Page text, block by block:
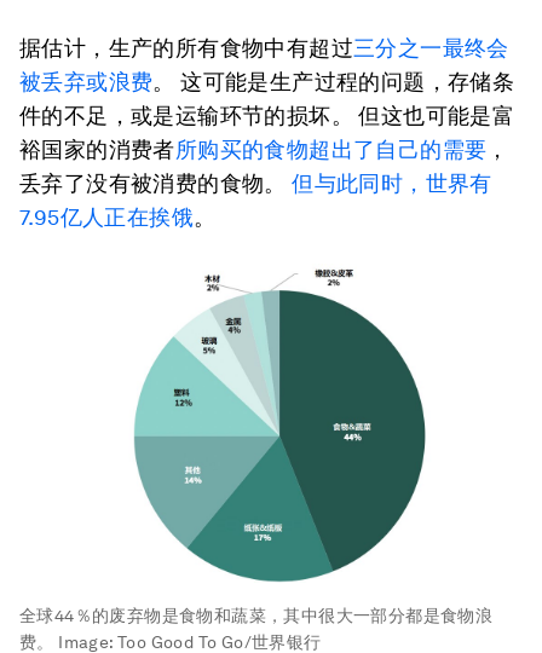
据估计，生产的所有食物中有超过三分之一最终会
被丢弃或浪费。 这可能是生产过程的问题，存储条
件的不足，或是运输环节的损坏。 但这也可能是富
裕国家的消费者所购买的食物超出了自己的需要 ，
丢弃了没有被消费的食物。但与此同时，世界有
7.95亿人正在挨饿。
全球44％的废弃物是食物和蔬菜，其中很大一部分都是食物浪
费。
Image:Too Good To Go/世界银行